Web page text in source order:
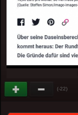
(-22)